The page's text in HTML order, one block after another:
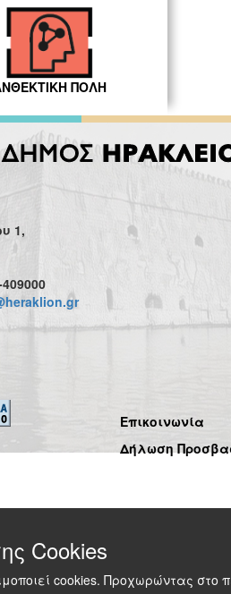
ΠΟΛΗ
1,
Επικοινωνία
Δήλωση
Cookies
cookies. Προχωρώντας στο